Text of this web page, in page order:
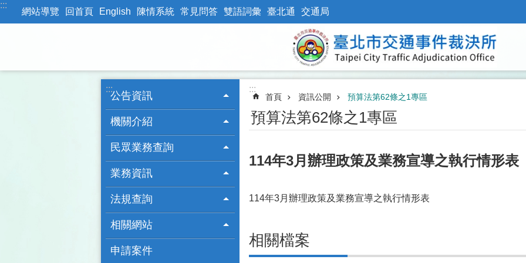
跳到主要內容區塊
:::
網站導覽 回首頁 English 陳情系統 常見問答 雙語詞彙 臺北通 交通局
:::
公告資訊
機關介紹
民眾業務查詢
業務資訊
法規查詢
相關網站
申請案件
:::
首頁 資訊公開 預算法第62條之1專區
預算法第62條之1專區
114年3月辦理政策及業務宣導之執行情形表
114年3月辦理政策及業務宣導之執行情形表
相關檔案